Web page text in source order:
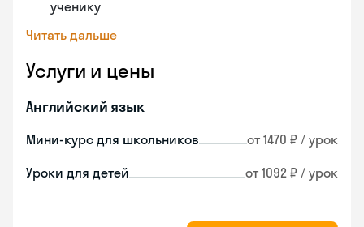
ученику
Читать дальше
Услуги и цены
Английский язык
Мини-курс для школьников от 1470 ₽ / урок
Уроки для детей от 1092 ₽ / урок